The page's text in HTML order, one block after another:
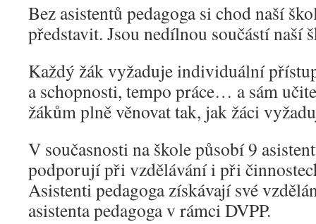
Bez asistentů pedagoga si chod naší
představit. Jsou nedílnou součástí naší
Každý žák vyžaduje individuální
a schopnosti, tempo práce… a sám
žákům plně věnovat tak, jak žáci
V současnosti na škole působí 9
podporují při vzdělávání i při
Asistenti pedagoga získávají své
asistenta pedagoga v rámci DVPP.